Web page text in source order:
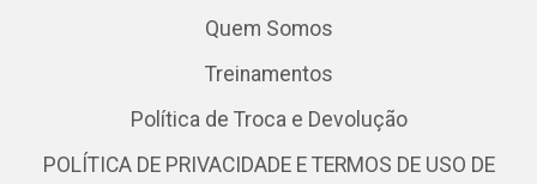
Quem Somos
Treinamentos
Política de Troca e Devolução
POLÍTICA DE PRIVACIDADE E TERMOS DE USO DE